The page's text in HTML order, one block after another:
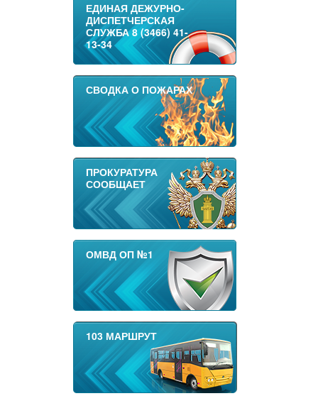
ЕДИНАЯ ДЕЖУРНО-
ДИСПЕТЧЕРСКАЯ
СЛУЖБА 8 (3466) 41-
13-34
СВОДКА О ПОЖАРАХ
ПРОКУРАТУРА
СООБЩАЕТ
ОМВД ОП №1
103 МАРШРУТ